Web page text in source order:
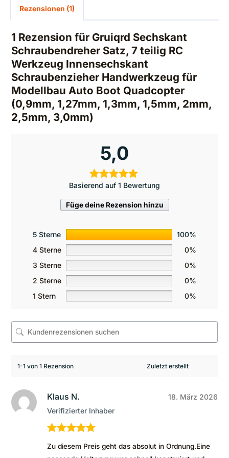
Rezensionen (1)
1 Rezension für Gruiqrd Sechskant
Schraubendreher Satz, 7 teilig RC
Werkzeug Innensechskant
Schraubenzieher Handwerkzeug für
Modellbau Auto Boot Quadcopter
(0,9mm, 1,27mm, 1,3mm, 1,5mm, 2mm,
2,5mm, 3,0mm)
5,0
Basierend auf 1 Bewertung
Füge deine Rezension hinzu
5 Sterne
100%
4 Sterne
0%
3 Sterne
0%
2 Sterne
0%
1 Stern
0%
1-1 von 1 Rezension
Klaus N.
Verifizierter Inhaber
18. März 2026
Bewertet mit
5von 5
Zu diesem Preis geht das absolut in Ordnung.Eine